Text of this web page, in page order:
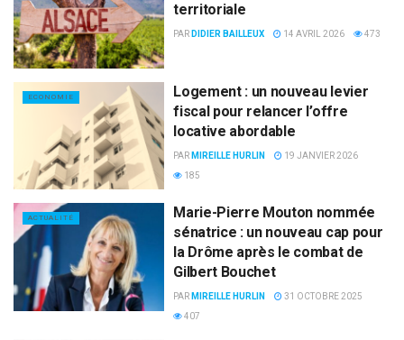
territoriale
PAR DIDIER BAILLEUX 14 AVRIL 2026 473
ECONOMIE
Logement : un nouveau levier
fiscal pour relancer l’offre
locative abordable
PAR MIREILLE HURLIN
19 JANVIER 2026
185
ACTUALITÉ
Marie-Pierre Mouton nommée
sénatrice : un nouveau cap pour
la Drôme après le combat de
Gilbert Bouchet
PAR MIREILLE HURLIN
31 OCTOBRE 2025
407